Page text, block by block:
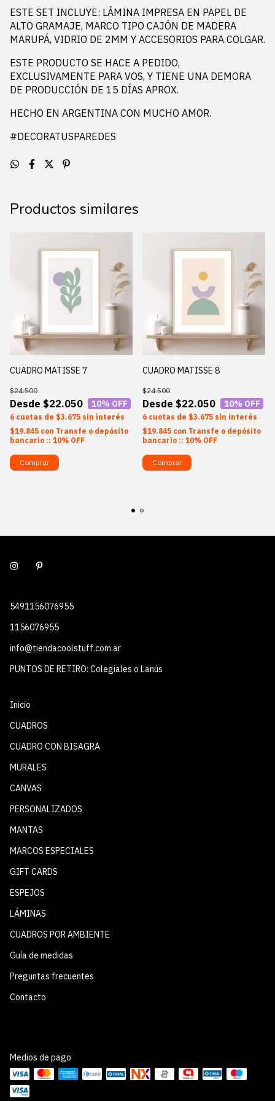
ESTE SET INCLUYE: LÁMINA IMPRESA EN PAPEL DE
ALTO GRAMAJE, MARCO TIPO CAJÓN DE MADERA
MARUPÁ, VIDRIO DE 2MM Y ACCESORIOS PARA COLGAR.
ESTE PRODUCTO SE HACE A PEDIDO,
EXCLUSIVAMENTE PARA VOS, Y TIENE UNA DEMORA
DE PRODUCCIÓN DE 15 DÍAS APROX.
HECHO EN ARGENTINA CON MUCHO AMOR.
#DECORATUSPAREDES
Productos similares
CUADRO MATISSE 7
$22.050
$24.500
10% OFF
6 $3.675 sin interés
$19.845 con Transfe o depósito
bancario :: 10% OFF
Comprar
CUADRO MATISSE 8
$22.050
$24.500
10% OFF
6 $3.675 sin interés
$19.845 con Transfe o depósito
bancario :: 10% OFF
Comprar
5491156076955
1156076955
info@tiendacoolstuff.com.ar
PUNTOS DE RETIRO: Colegiales o Lanús
Inicio
CUADROS
CUADRO CON BISAGRA
MURALES
CANVAS
PERSONALIZADOS
MANTAS
MARCOS ESPECIALES
GIFT CARDS
ESPEJOS
LÁMINAS
CUADROS POR AMBIENTE
Guía de medidas
Preguntas frecuentes
Contacto
Medios de pago